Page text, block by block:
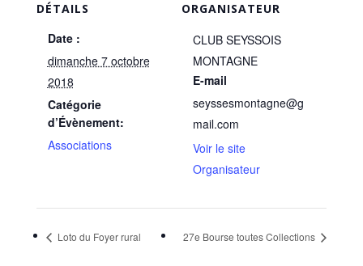
DÉTAILS
Date :
dimanche 7 octobre
2018
Catégorie
d’Évènement:
Associations
ORGANISATEUR
CLUB SEYSSOIS
MONTAGNE
E-mail
seyssesmontagne@g
mail.com
Voir le site
Organisateur
Loto du Foyer rural 27e Bourse toutes Collections